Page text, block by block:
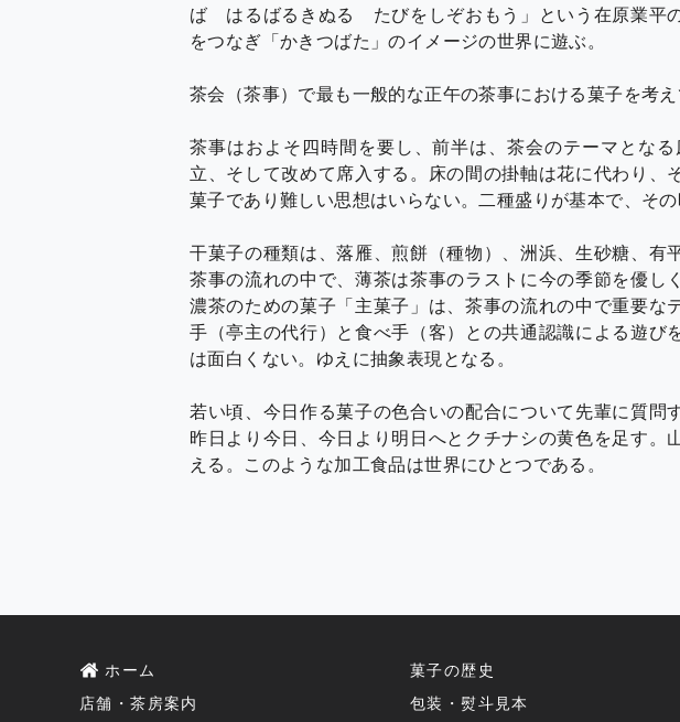
ば はるばるきぬる たびをしぞおもう」という在原業平
をつなぎ「かきつばた」のイメージの世界に遊ぶ。
茶会（茶事）で最も一般的な正午の茶事における菓子を考え
茶事はおよそ四時間を要し、前半は、茶会のテーマとな
立、そして改めて席入する。床の間の掛軸は花に代わり
菓子であり難しい思想はいらない。二種盛りが基本で、その
干菓子の種類は、落雁、煎餅（種物）、洲浜、生砂糖、
茶事の流れの中で、薄茶は茶事のラストに今の季節を優し
濃茶のための菓子「主菓子」は、茶事の流れの中で重要な
手（亭主の代行）と食べ手（客）との共通認識による遊
は面白くない。ゆえに抽象表現となる。
若い頃、今日作る菓子の色合いの配合について先輩に質問
昨日より今日、今日より明日へとクチナシの黄色を足す
える。このような加工食品は世界にひとつである。
ホーム
店舗・茶房案内
菓子の歴史
包装・熨斗見本